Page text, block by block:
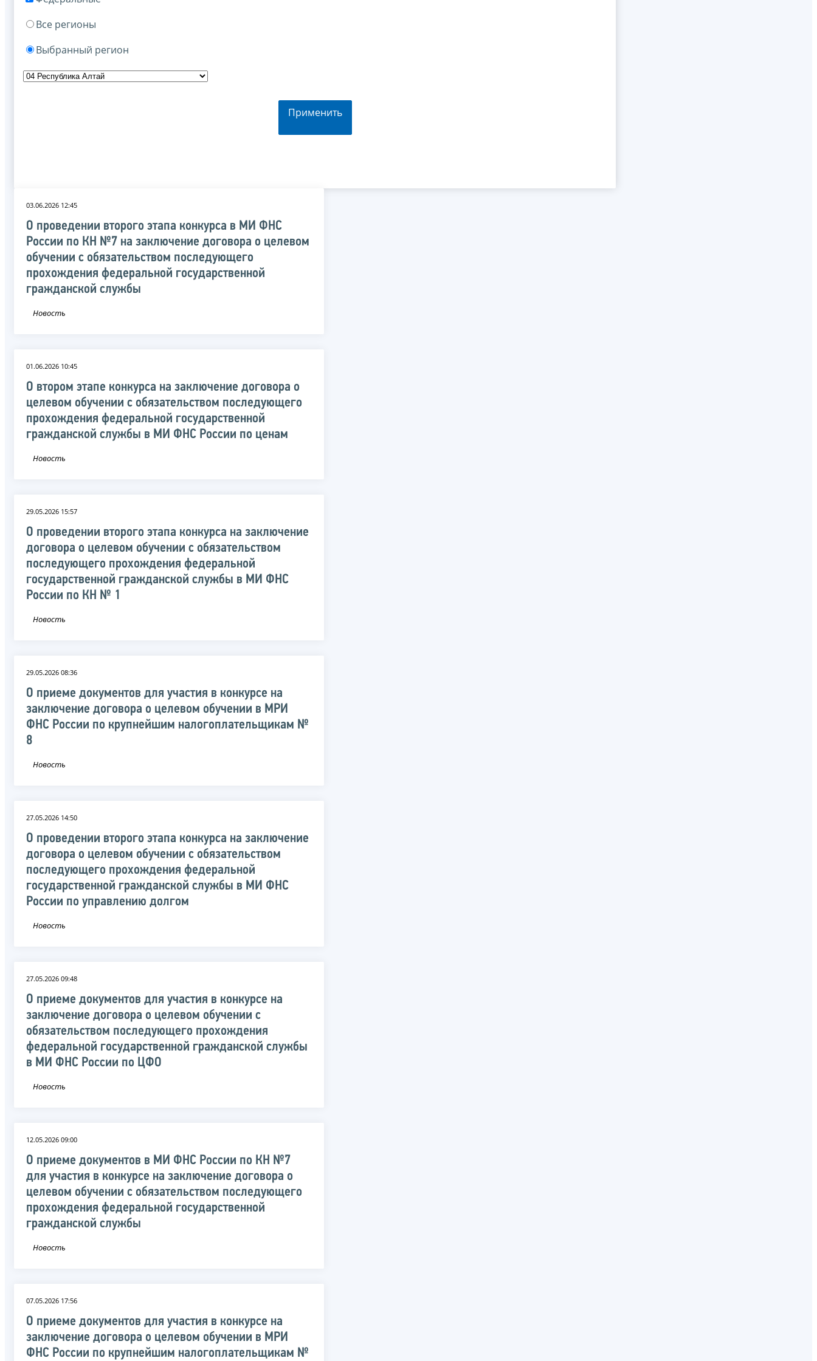
Все регионы
Выбранный регион
Применить
03.06.2026 12:45
О проведении второго этапа конкурса в МИ ФНС
России по КН №7 на заключение договора о целевом
обучении с обязательством последующего
прохождения федеральной государственной
гражданской службы
Новость
01.06.2026 10:45
О втором этапе конкурса на заключение договора о
целевом обучении с обязательством последующего
прохождения федеральной государственной
гражданской службы в МИ ФНС России по ценам
Новость
29.05.2026 15:57
О проведении второго этапа конкурса на заключение
договора о целевом обучении с обязательством
последующего прохождения федеральной
государственной гражданской службы в МИ ФНС
России по КН № 1
Новость
29.05.2026 08:36
О приеме документов для участия в конкурсе на
заключение договора о целевом обучении в МРИ
ФНС России по крупнейшим налогоплательщикам №
8
Новость
27.05.2026 14:50
О проведении второго этапа конкурса на заключение
договора о целевом обучении с обязательством
последующего прохождения федеральной
государственной гражданской службы в МИ ФНС
России по управлению долгом
Новость
27.05.2026 09:48
О приеме документов для участия в конкурсе на
заключение договора о целевом обучении с
обязательством последующего прохождения
федеральной государственной гражданской службы
в МИ ФНС России по ЦФО
Новость
12.05.2026 09:00
О приеме документов в МИ ФНС России по КН №7
для участия в конкурсе на заключение договора о
целевом обучении с обязательством последующего
прохождения федеральной государственной
гражданской службы
Новость
07.05.2026 17:56
О приеме документов для участия в конкурсе на
заключение договора о целевом обучении в МРИ
ФНС России по крупнейшим налогоплательщикам №